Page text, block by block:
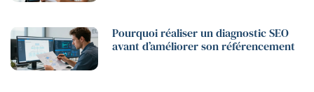
Pourquoi réaliser un diagnostic SEO
avant d’améliorer son référencement